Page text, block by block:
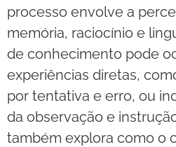
processo envolve a
memória, raciocínio e
de conhecimento pode
experiências diretas,
por tentativa e erro, ou
da observação e
também explora como o